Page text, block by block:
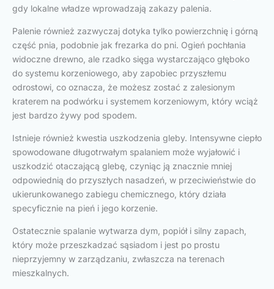
gdy lokalne władze wprowadzają zakazy palenia.
Palenie również zazwyczaj dotyka tylko powierzchnię i górną
część pnia, podobnie jak frezarka do pni. Ogień pochłania
widoczne drewno, ale rzadko sięga wystarczająco głęboko
do systemu korzeniowego, aby zapobiec przyszłemu
odrostowi, co oznacza, że możesz zostać z zalesionym
kraterem na podwórku i systemem korzeniowym, który wciąż
jest bardzo żywy pod spodem.
Istnieje również kwestia uszkodzenia gleby. Intensywne ciepło
spowodowane długotrwałym spalaniem może wyjałowić i
uszkodzić otaczającą glebę, czyniąc ją znacznie mniej
odpowiednią do przyszłych nasadzeń, w przeciwieństwie do
ukierunkowanego zabiegu chemicznego, który działa
specyficznie na pień i jego korzenie.
Ostatecznie spalanie wytwarza dym, popiół i silny zapach,
który może przeszkadzać sąsiadom i jest po prostu
nieprzyjemny w zarządzaniu, zwłaszcza na terenach
mieszkalnych.